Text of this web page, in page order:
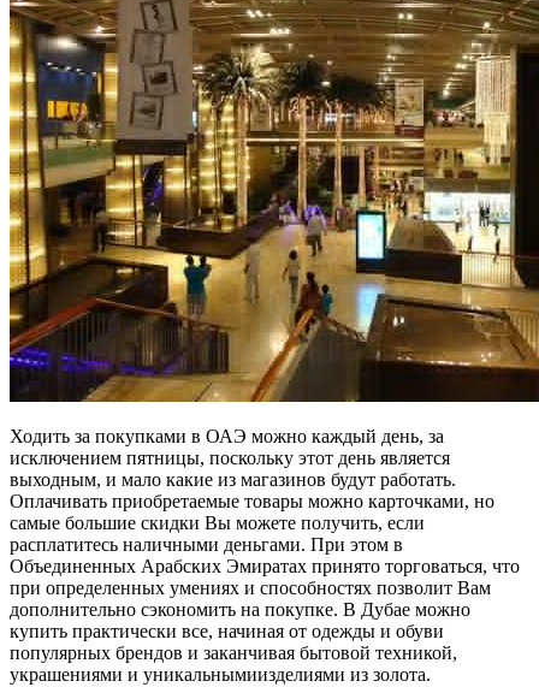
Ходить за покупками в ОАЭ можно каждый день, за
исключением пятницы, поскольку этот день является
выходным, и мало какие из магазинов будут работать.
Оплачивать приобретаемые товары можно карточками, но
самые большие скидки Вы можете получить, если
расплатитесь наличными деньгами. При этом в
Объединенных Арабских Эмиратах принято торговаться, что
при определенных умениях и способностях позволит Вам
дополнительно сэкономить на покупке. В Дубае можно
купить практически все, начиная от одежды и обуви
популярных брендов и заканчивая бытовой техникой,
украшениями и уникальнымиизделиями из золота.